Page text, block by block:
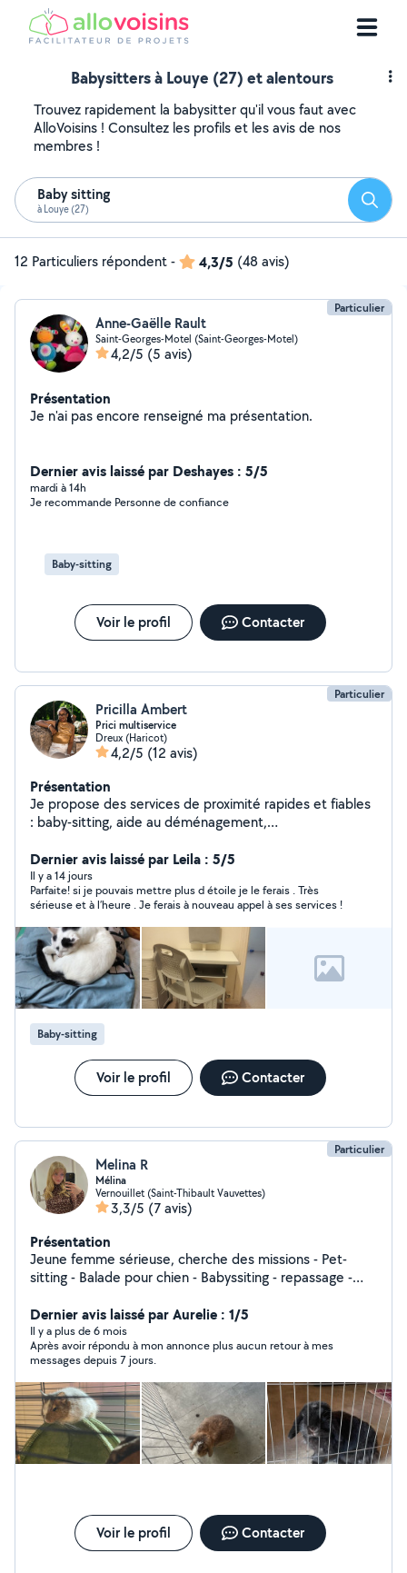
Babysitters à Louye (27) et alentours
Trouvez rapidement la babysitter qu'il vous faut avec
AlloVoisins ! Consultez les profils et les avis de nos
membres !
Baby sitting
à Louye (27)
12 Particuliers répondent- 4,3/5 (48 avis)
Particulier
Anne-Gaëlle Rault
Saint-Georges-Motel (Saint-Georges-Motel)
4,2/5 (5 avis)
Présentation
Je n'ai pas encore renseigné ma présentation.
Dernier avis laissé par Deshayes : 5/5
mardi à 14h
Je recommande Personne de confiance
Baby-sitting
Voir le profil Contacter
Particulier
Pricilla Ambert
Prici multiservice
Dreux (Haricot)
4,2/5 (12 avis)
Présentation
Je propose des services de proximité rapides et fiables
: baby-sitting, aide au déménagement,
auto/moto
Dernier avis laissé par Leila : 5/5
Il y a 14 jours
Parfaite! si je pouvais mettre plus d étoile je le ferais . Très
sérieuse et à l’heure . Je ferais à nouveau appel à ses services !
Baby-sitting
Voir le profil Contacter
Particulier
Melina R
Mélina
Vernouillet (Saint-Thibault Vauvettes)
3,3/5 (7 avis)
Présentation
Jeune femme sérieuse, cherche des missions - Pet-
sitting - Balade pour chien - Babyssiting - repassage -
Dernier avis laissé par Aurelie : 1/5
Il y a plus de 6 mois
Après avoir répondu à mon annonce plus aucun retour à mes
messages depuis 7 jours.
Voir le profil Contacter